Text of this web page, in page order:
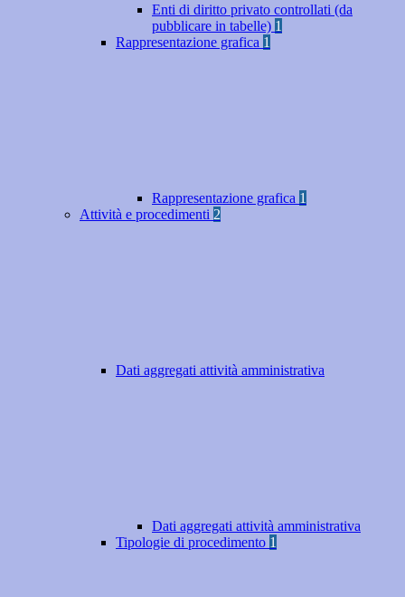
Enti di diritto privato controllati (da
pubblicare in tabelle) 1
Rappresentazione grafica 1
Rappresentazione grafica 1
Attività e procedimenti 2
Dati aggregati attività amministrativa
Dati aggregati attività amministrativa
Tipologie di procedimento 1